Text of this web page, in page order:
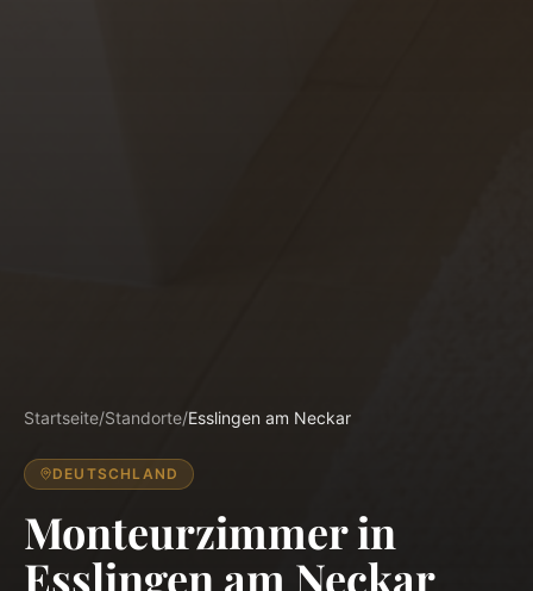
Startseite/Standorte/Esslingen am Neckar
DEUTSCHLAND
Monteurzimmer in
Esslingen am Neckar